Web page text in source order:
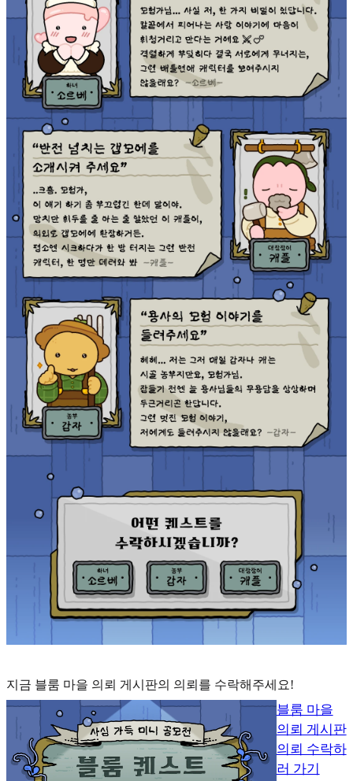
지금 블룸 마을 의뢰 게시판의 의뢰를 수락해주세요!
블룸 마을
의뢰 게시판
의뢰 수락하
러 가기